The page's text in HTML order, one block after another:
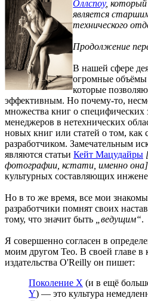
Оллспоу,
является
технического
Продолжение
В нашей сфере
огромные объёмы
которые
эффективным. Но почему-то,
множества книг о специфических
менеджеров в нетехнических
новых книг или статей о том, как
разработчиком. Замечательным
являются статьи Кейт Maцудайры
фотографии, кстати, именно она]
культурных составляющих
Но в то же время, все мои
разработчики помнят своих
тому, что значит быть
„ведущим“.
Я совершенно согласен в
моим другом Тео. В своей главе в
издательства O'Reilly он пишет:
Поколение X (и в ещё
Y) — это культура